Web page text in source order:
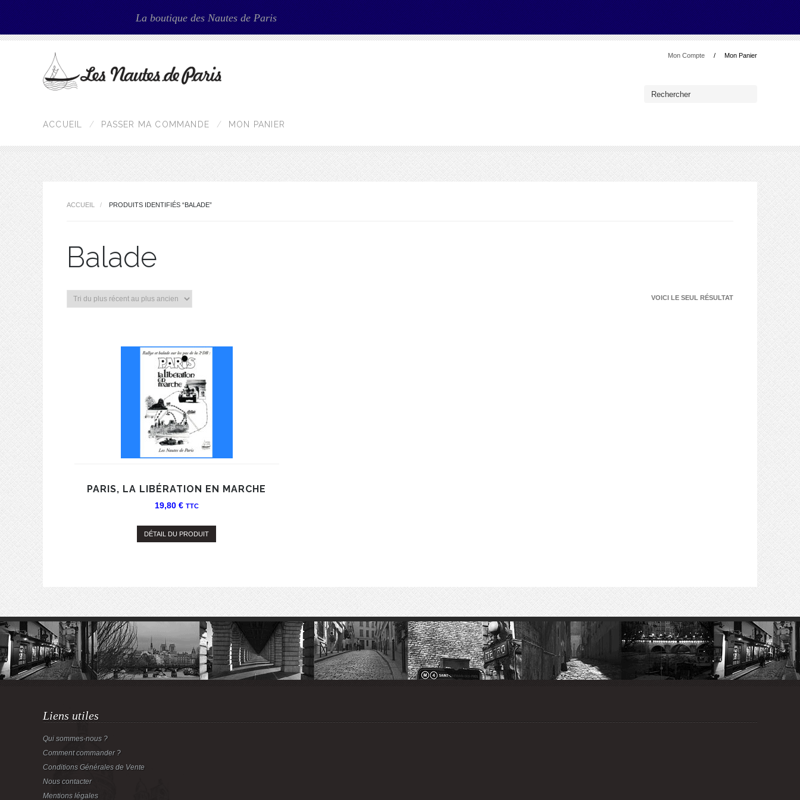
La boutique des Nautes de Paris
Mon Panier
Mon Compte
ACCUEIL PASSER MA COMMANDE MON PANIER
ACCUEIL PRODUITS IDENTIFIÉS “BALADE”
Balade
VOICI LE SEUL RÉSULTAT
PARIS, LA LIBÉRATION EN MARCHE
19,80 € TTC
DÉTAIL DU PRODUIT
Liens utiles
Qui sommes-nous ?
Comment commander ?
Conditions Générales de Vente
Nous contacter
Mentions légales